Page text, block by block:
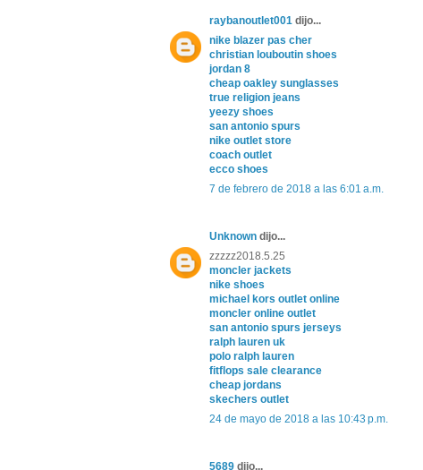
raybanoutlet001 dijo...
nike blazer pas cher
christian louboutin shoes
jordan 8
cheap oakley sunglasses
true religion jeans
yeezy shoes
san antonio spurs
nike outlet store
coach outlet
ecco shoes
7 de febrero de 2018 a las 6:01 a.m.
Unknown dijo...
zzzzz2018.5.25
moncler jackets
nike shoes
michael kors outlet online
moncler online outlet
san antonio spurs jerseys
ralph lauren uk
polo ralph lauren
fitflops sale clearance
cheap jordans
skechers outlet
24 de mayo de 2018 a las 10:43 p.m.
5689 dijo...